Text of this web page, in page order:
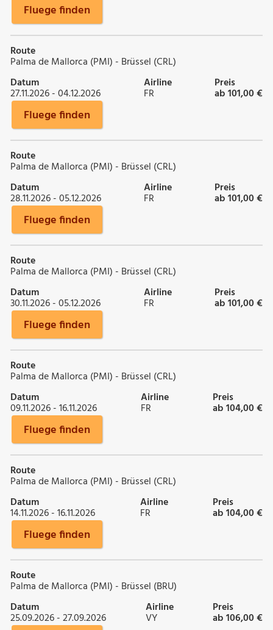
Fluege finden
Route
Palma de Mallorca (PMI) - Brüssel (CRL)
Datum
27.11.2026 - 04.12.2026
Airline
FR
Preis
ab 101,00 €
Fluege finden
Route
Palma de Mallorca (PMI) - Brüssel (CRL)
Datum
28.11.2026 - 05.12.2026
Airline
FR
Preis
ab 101,00 €
Fluege finden
Route
Palma de Mallorca (PMI) - Brüssel (CRL)
Datum
30.11.2026 - 05.12.2026
Airline
FR
Preis
ab 101,00 €
Fluege finden
Route
Palma de Mallorca (PMI) - Brüssel (CRL)
Datum
09.11.2026 - 16.11.2026
Airline
FR
Preis
ab 104,00 €
Fluege finden
Route
Palma de Mallorca (PMI) - Brüssel (CRL)
Datum
14.11.2026 - 16.11.2026
Airline
FR
Preis
ab 104,00 €
Fluege finden
Route
Palma de Mallorca (PMI) - Brüssel (BRU)
Datum
25.09.2026 - 27.09.2026
Airline
VY
Preis
ab 106,00 €